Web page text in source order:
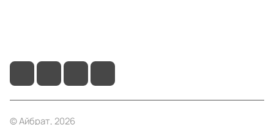
© Айбрат, 2026